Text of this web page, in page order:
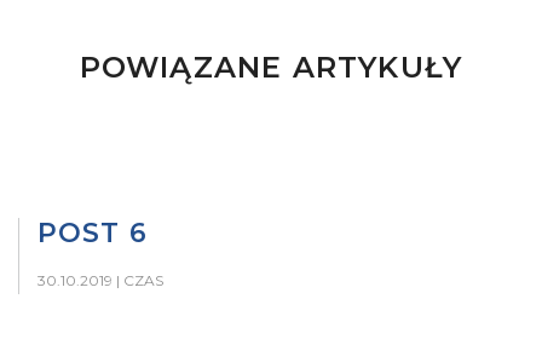
POWIĄZANE ARTYKUŁY
POST 6
30.10.2019 | CZAS